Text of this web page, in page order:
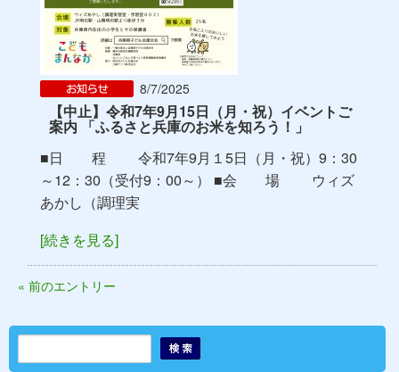
8/7/2025
【中止】令和7年9月15日（月・祝）イベントご
案内 「ふるさと兵庫のお米を知ろう！」
■日 程 令和7年9月１5日（月・祝）9：30
～12：30（受付9：00～） ■会 場 ウィズ
あかし（調理実
[続きを見る]
« 前のエントリー